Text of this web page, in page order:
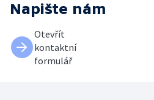
Napište nám
Otevřít
kontaktní
formulář